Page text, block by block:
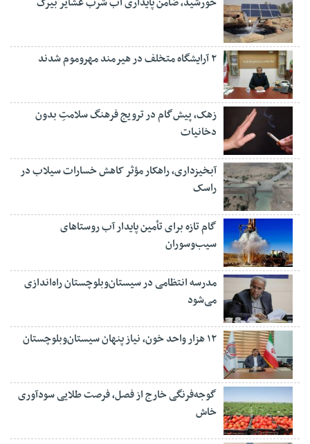
۲ آرایشگاه متخلف در هیرمند مهروموم شدند
زهک، پیش‌گام در ترویج فرهنگ سلامتِ بدون
دخانیات
آبخیزداری، راهکار مؤثر کاهش خسارات سیلاب در
راسک
گام تازه برای تأمین پایدار آب روستاهای
سیب‌وسوران
مدرسه انتظامی در سیستان‌وبلوچستان راه‌اندازی
می‌شود
۱۲ هزار واحد خون، نیاز پنهان سیستان‌وبلوچستان
گوجه‌فرنگی خارج از فصل، فرصت طلایی سودآوری
خاش